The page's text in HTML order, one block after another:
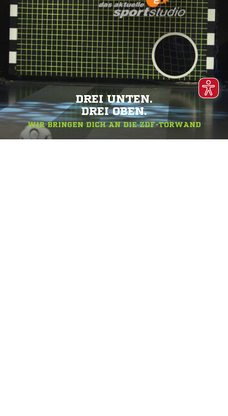
DREI UNTEN.
DREI OBEN.
WIR BRINGEN DICH AN DIE ZDF-TORWAND